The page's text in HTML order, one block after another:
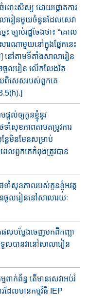
ពោះសិស្ស​ ដោយ​ផ្តោត​ការ​
ា​រៀនមួយចំនួន​ដែល​សេវា​
ះ ច្បាប់រដ្ឋ​ចែង​ថា​៖ “​គោល​
ារ​ណាមួយនៅក្នុង​ផ្នែក​នេះ​
នៅតាម​ទីតាំង​សាលារៀន
ចូលរៀន​ លើកលែង​តែ​​
ាយពិសេស​របស់ពួកគេ​
តល់​ឲ្យកូនខ្ញុំ​នូវ​
ទាំ​សុខភាព​តាមតម្រូវការ​
ែ​មិនមែន​សម្រាប់
េល​ពួកគេកំពុងត្រូវ​បាន​
ាំសុខភាព​​របស់កូនខ្ញុំ​អវត្ត​
នចូលរៀន​នៅសាលា​​រយៈ​
ល​បម្លែង​ចេញមក​ពីកញ្ឆា​
ទួលបានវា​នៅសាលា​រៀន​​
ពាក់ព័ន្ធ​ តើ​មាន​សេវាអប់រំ​
ែលមាន​កម្មវិធី IEP